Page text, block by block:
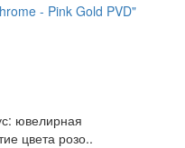
- Pink Gold PVD"
ювелирная
цвета розо..